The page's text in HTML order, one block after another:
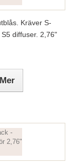
Kräver S-
diffuser. 2,76"
Mer